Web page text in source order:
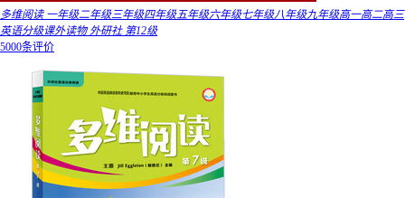
多维阅读 一年级二年级三年级四年级五年级六年级七年级八年级九年级高一高二高三
英语分级课外读物 外研社 第12级
5000条评价